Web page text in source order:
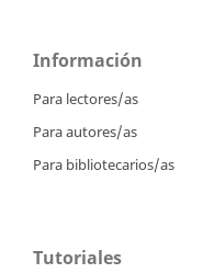
Información
Para lectores/as
Para autores/as
Para bibliotecarios/as
Tutoriales